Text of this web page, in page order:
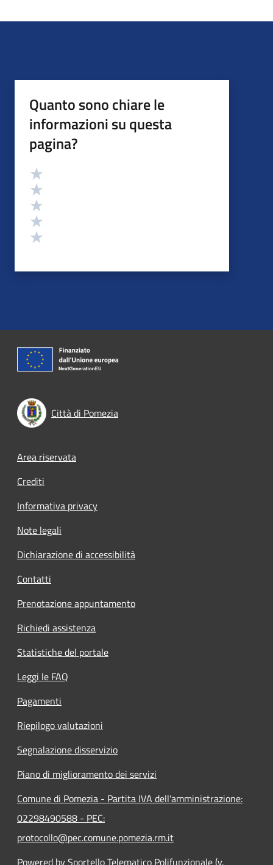
Quanto sono chiare le
informazioni su questa
pagina?
Valutazione
Città di Pomezia
Footer menu
Area riservata
Crediti
Informativa privacy
Note legali
Dichiarazione di accessibilità
Contatti
Prenotazione appuntamento
Richiedi assistenza
Statistiche del portale
Leggi le FAQ
Pagamenti
Riepilogo valutazioni
Segnalazione disservizio
Piano di miglioramento dei servizi
Comune di Pomezia - Partita IVA dell'amministrazione:
02298490588 - PEC:
protocollo@pec.comune.pomezia.rm.it